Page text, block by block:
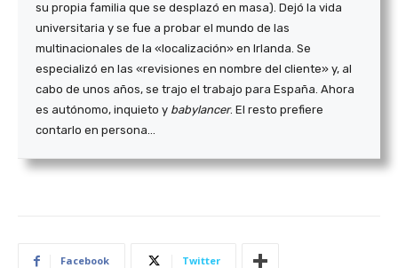
su propia familia que se desplazó en masa). Dejó la vida
universitaria y se fue a probar el mundo de las
multinacionales de la «localización» en Irlanda. Se
especializó en las «revisiones en nombre del cliente» y, al
cabo de unos años, se trajo el trabajo para España. Ahora
es autónomo, inquieto y babylancer. El resto prefiere
contarlo en persona…
Facebook Twitter